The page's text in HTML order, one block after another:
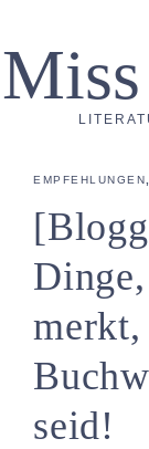
EMPFEHLUNGEN
merkt,
seid!